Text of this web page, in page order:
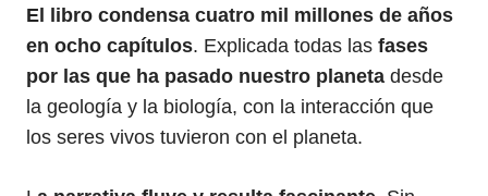
El libro condensa cuatro mil millones de años
en ocho capítulos. Explicada todas las fases
por las que ha pasado nuestro planeta desde
la geología y la biología, con la interacción que
los seres vivos tuvieron con el planeta.